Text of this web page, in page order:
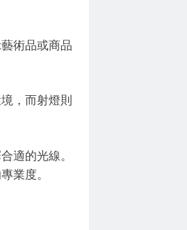
術品或商品
，而射燈則
適的光線。
業度。